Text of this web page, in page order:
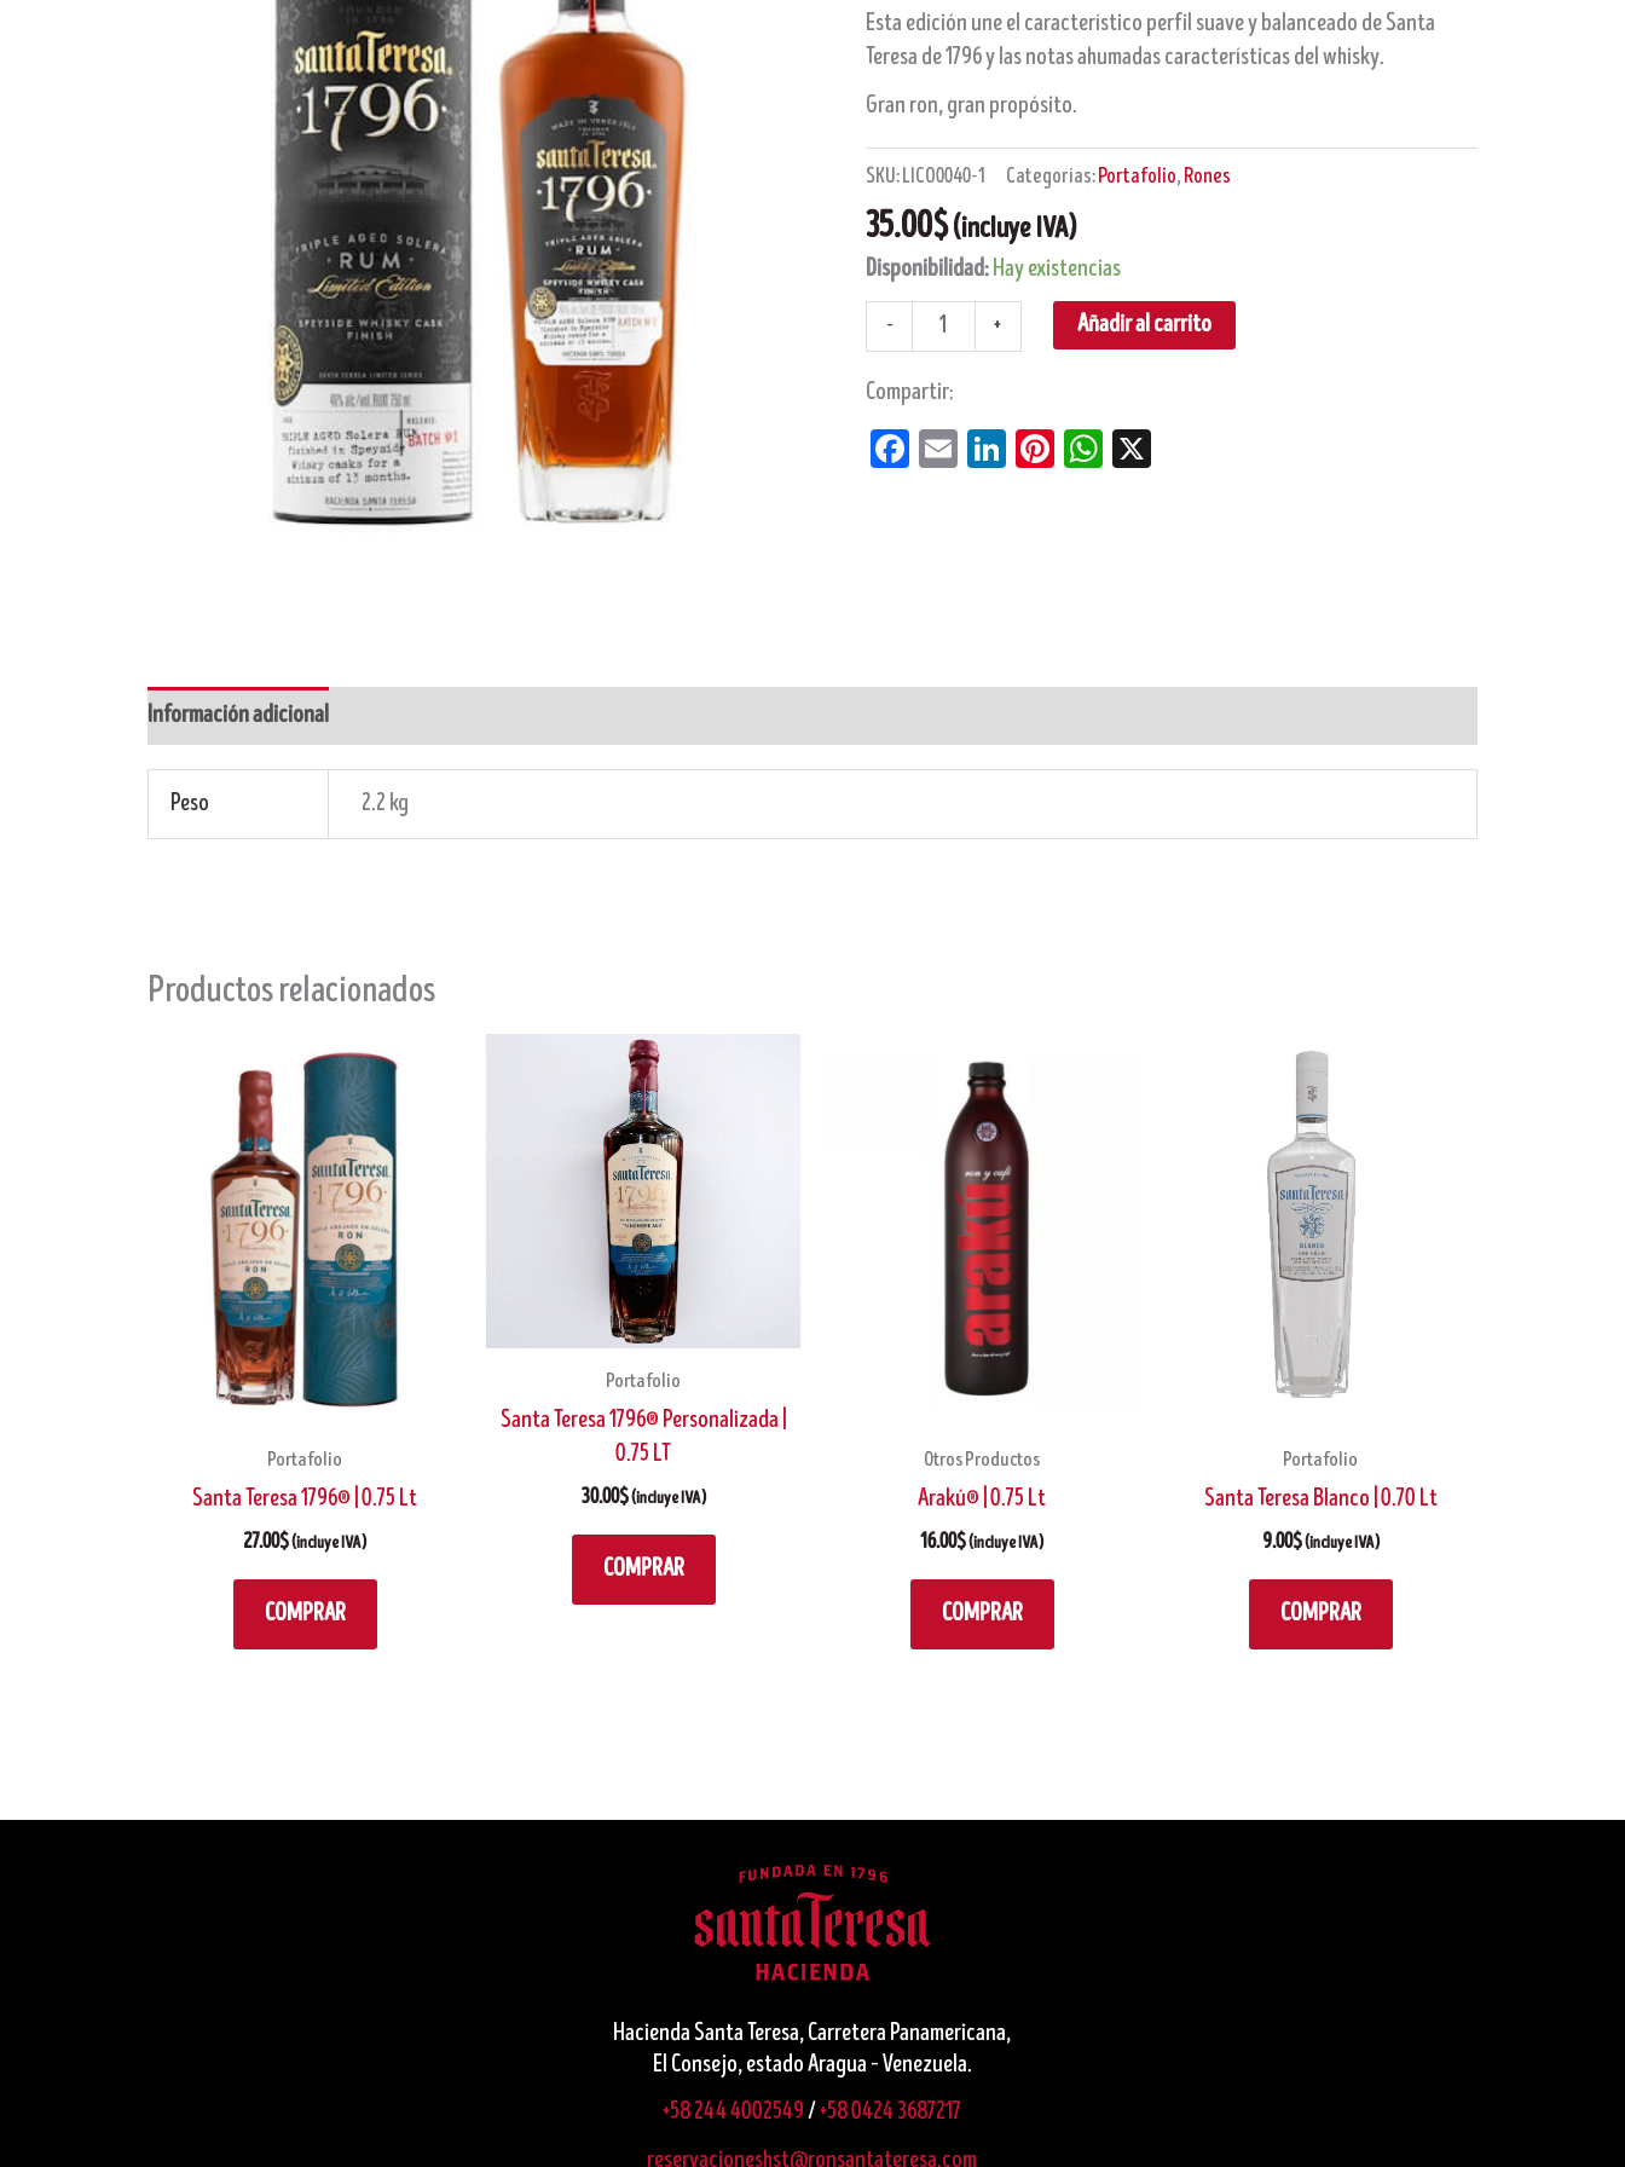
Esta edición une el característico perfil suave y balanceado de Santa
Teresa de 1796 y las notas ahumadas características del whisky.
Gran ron, gran propósito.
SKU:LICO0040-1 Categorías:Portafolio,Rones
35.00$(incluye IVA)
Disponibilidad:Hay existencias
-
cantidad
+ Añadir al carrito
Compartir:
Facebook
EmailLinkedIn
PinterestWhatsApp
Información adicional
Peso 2.2 kg
Productos relacionados
Portafolio
Santa Teresa 1796® | 0.75 Lt
27.00$(incluye IVA)
COMPRAR
Portafolio
Santa Teresa 1796® Personalizada |
0.75 LT
30.00$(incluye IVA)
COMPRAR
Otros Productos
Arakú® | 0.75 Lt
16.00$(incluye IVA)
COMPRAR
Portafolio
Santa Teresa Blanco | 0.70 Lt
9.00$(incluye IVA)
COMPRAR
Hacienda Santa Teresa, Carretera Panamericana,
El Consejo, estado Aragua – Venezuela.
+58 244 4002549/+58 0424 3687217
reservacioneshst@ronsantateresa.com